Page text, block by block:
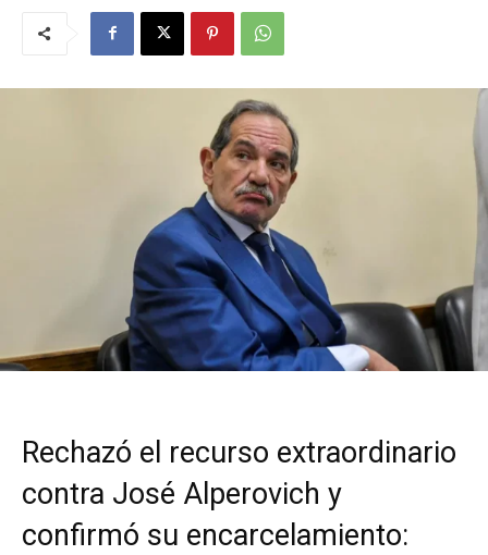
Rechazó el recurso extraordinario
contra José Alperovich y
confirmó su encarcelamiento: